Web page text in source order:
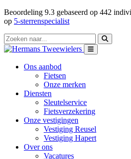
Beoordeling 9.3 gebaseerd op 442
op 5-sterrenspecialist
Ons aanbod
Fietsen
Onze merken
Diensten
Sleutelservice
Fietsverzekering
Onze vestigingen
Vestiging Reusel
Vestiging Hapert
Over ons
Vacatures